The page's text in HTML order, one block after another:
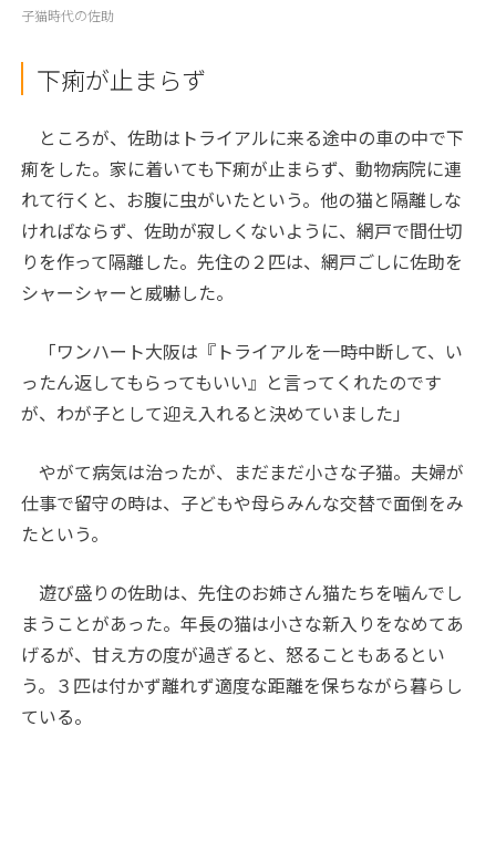
子猫時代の佐助
下痢が止まらず
ところが、佐助はトライアルに来る途中の車の中で下
痢をした。家に着いても下痢が止まらず、動物病院に連
れて行くと、お腹に虫がいたという。他の猫と隔離しな
ければならず、佐助が寂しくないように、網戸で間仕切
りを作って隔離した。先住の２匹は、網戸ごしに佐助を
シャーシャーと威嚇した。
「ワンハート大阪は『トライアルを一時中断して、い
ったん返してもらってもいい』と言ってくれたのです
が、わが子として迎え入れると決めていました」
やがて病気は治ったが、まだまだ小さな子猫。夫婦が
仕事で留守の時は、子どもや母らみんな交替で面倒をみ
たという。
遊び盛りの佐助は、先住のお姉さん猫たちを噛んでし
まうことがあった。年長の猫は小さな新入りをなめてあ
げるが、甘え方の度が過ぎると、怒ることもあるとい
う。３匹は付かず離れず適度な距離を保ちながら暮らし
ている。